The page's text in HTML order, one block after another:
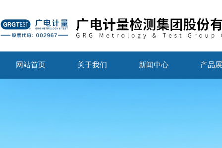
网站首页 关于我们 新闻中心 产品